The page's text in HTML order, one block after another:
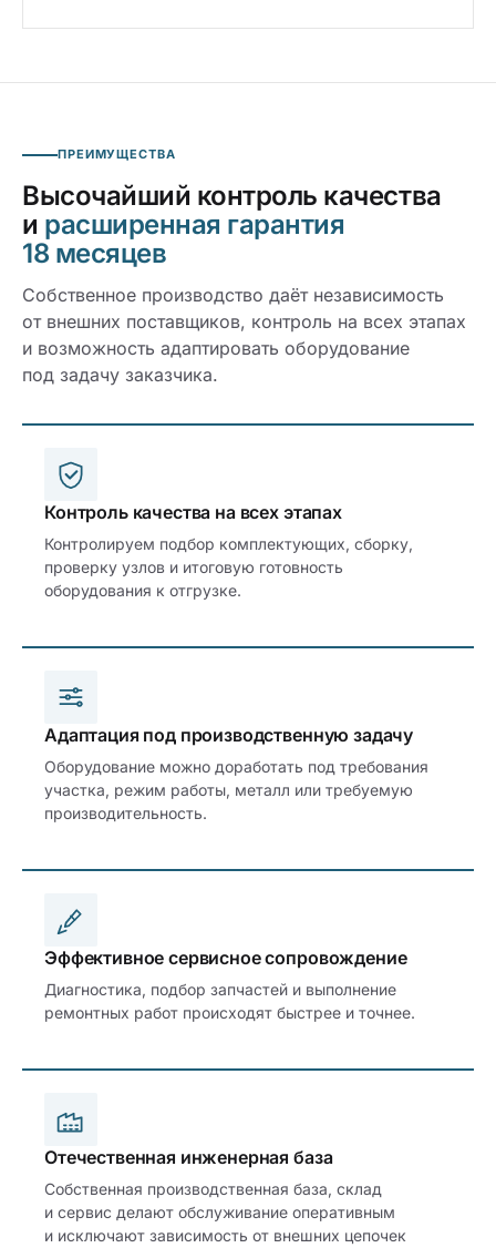
ПРЕИМУЩЕСТВА
Высочайший контроль качества
и расширенная гарантия
18 месяцев
Собственное производство даёт независимость
от внешних поставщиков, контроль на всех этапах
и возможность адаптировать оборудование
под задачу заказчика.
Контроль качества на всех этапах
Контролируем подбор комплектующих, сборку,
проверку узлов и итоговую готовность
оборудования к отгрузке.
Адаптация под производственную задачу
Оборудование можно доработать под требования
участка, режим работы, металл или требуемую
производительность.
Эффективное сервисное сопровождение
Диагностика, подбор запчастей и выполнение
ремонтных работ происходят быстрее и точнее.
Отечественная инженерная база
Собственная производственная база, склад
и сервис делают обслуживание оперативным
и исключают зависимость от внешних цепочек